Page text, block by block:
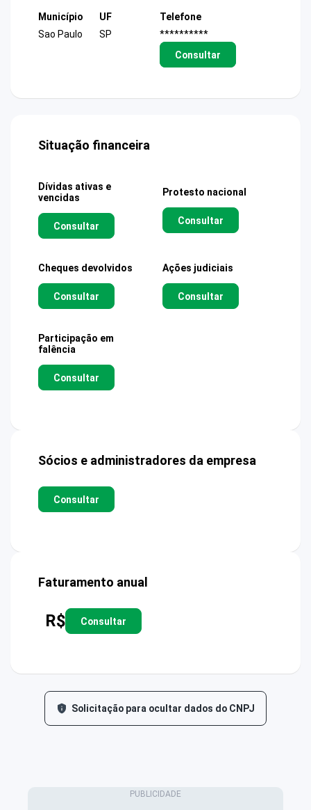
Município
Sao Paulo
UF
SP
Telefone
**********
Consultar
Situação financeira
Dívidas ativas e
vencidas
Consultar
Protesto nacional
Consultar
Cheques devolvidos
Consultar
Ações judiciais
Consultar
Participação em
falência
Consultar
Sócios e administradores da empresa
Consultar
Faturamento anual
R$ Consultar
Solicitação para ocultar dados do CNPJ